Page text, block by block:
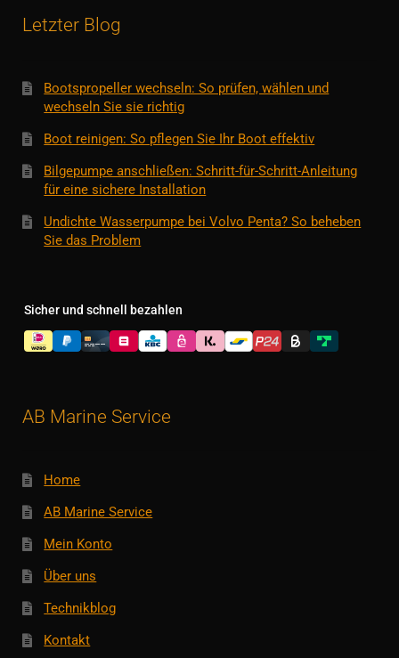
Letzter Blog
Bootspropeller wechseln: So prüfen, wählen und
wechseln Sie sie richtig
Boot reinigen: So pflegen Sie Ihr Boot effektiv
Bilgepumpe anschließen: Schritt-für-Schritt-Anleitung
für eine sichere Installation
Undichte Wasserpumpe bei Volvo Penta? So beheben
Sie das Problem
Sicher und schnell bezahlen
AB Marine Service
Home
AB Marine Service
Mein Konto
Über uns
Technikblog
Kontakt